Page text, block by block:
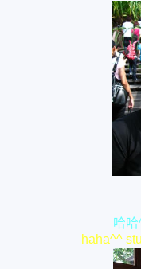
哈
haha^^